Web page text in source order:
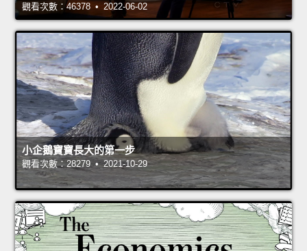
觀看次數：46378 • 2022-06-02
小企鵝寶寶長大的第一步
觀看次數：28279 • 2021-10-29